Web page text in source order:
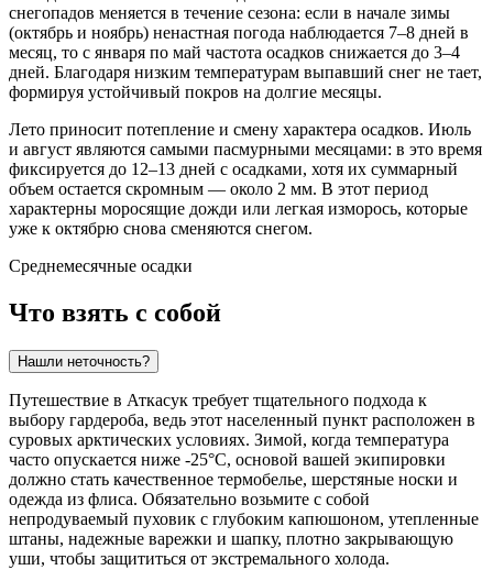
снегопадов меняется в течение сезона: если в начале зимы
(октябрь и ноябрь) ненастная погода наблюдается 7–8 дней в
месяц, то с января по май частота осадков снижается до 3–4
дней. Благодаря низким температурам выпавший снег не тает,
формируя устойчивый покров на долгие месяцы.
Лето приносит потепление и смену характера осадков. Июль
и август являются самыми пасмурными месяцами: в это время
фиксируется до 12–13 дней с осадками, хотя их суммарный
объем остается скромным — около 2 мм. В этот период
характерны моросящие дожди или легкая изморось, которые
уже к октябрю снова сменяются снегом.
Среднемесячные осадки
Что взять с собой
Нашли неточность?
Путешествие в Аткасук требует тщательного подхода к
выбору гардероба, ведь этот населенный пункт расположен в
суровых арктических условиях. Зимой, когда температура
часто опускается ниже -25°C, основой вашей экипировки
должно стать качественное термобелье, шерстяные носки и
одежда из флиса. Обязательно возьмите с собой
непродуваемый пуховик с глубоким капюшоном, утепленные
штаны, надежные варежки и шапку, плотно закрывающую
уши, чтобы защититься от экстремального холода.